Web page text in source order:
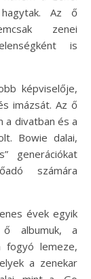
Az ő
zenei
is
képviselője,
imázsát. Az ő
a divatban és a
Bowie dalai,
generációkat
számára
évek egyik
ő albumuk, a
fogyó lemeze,
a zenekar